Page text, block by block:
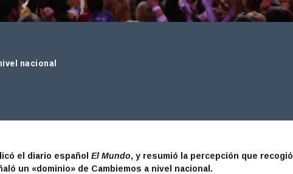
nacional
el diario español El Mundo, y resumió la percepción que recogió
un «dominio» de Cambiemos a nivel nacional.